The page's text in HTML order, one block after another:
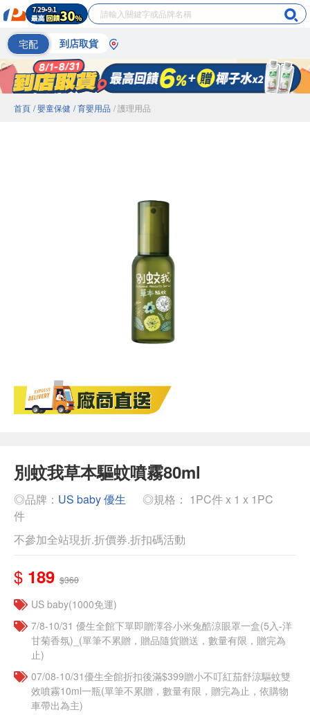
宅配 到店取貨
首頁 / 嬰童保健 / 育嬰用品 / 護理用品
別蚊我草本驅蚊噴霧80ml
◎品牌： US baby 優生
◎規格： 1PC件 x 1 x 1PC
件
不參加全站現折.折價券.折扣碼活動
$ 189 $360
US baby(1000免運)
7/8-10/31 優生全館下單即贈澤谷小米兔酷涼眼罩一盒(5入-洋
甘菊香氛)_(單筆不累贈，贈品隨貨贈送，數量有限，贈完為
止)
07/08-10/31優生全館折扣後滿$399贈小不叮紅茄舒涼驅蚊雙
效噴霧10ml一瓶(單筆不累贈，數量有限，贈完為止，依購物
車帶出為主)